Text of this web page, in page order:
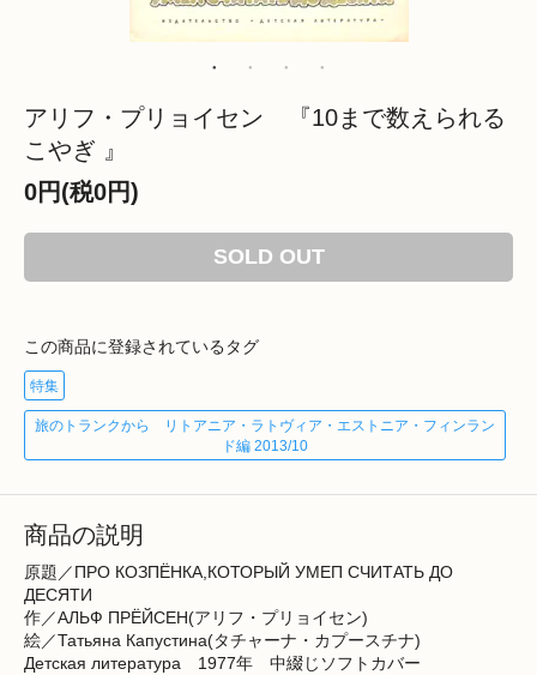
アリフ・プリョイセン 『10まで数えられる
こやぎ 』
0円(税0円)
SOLD OUT
この商品に登録されているタグ
特集
旅のトランクから リトアニア・ラトヴィア・エストニア・フィンラン
ド編 2013/10
商品の説明
原題／ПРО КОЗПЁНКА,КОТОРЫЙ УМЕП СЧИТАТЬ ДО
ДЕСЯТИ
作／АЛЬФ ПРЁЙСЕН(アリフ・プリョイセン)
絵／Татьяна Капустина(タチャーナ・カプースチナ)
Детская литература 1977年 中綴じソフトカバー